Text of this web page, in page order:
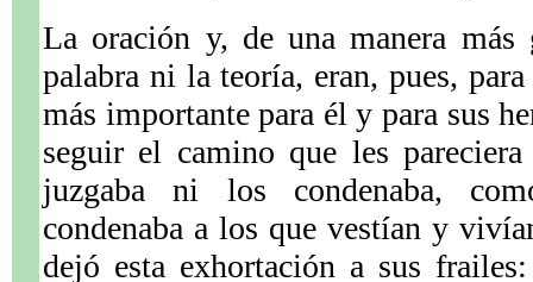
La oración y, de una manera
palabra ni la teoría, eran, pues,
más importante para él y para sus
seguir el camino que les
juzgaba ni los condenaba,
condenaba a los que vestían y
dejó esta exhortación a sus